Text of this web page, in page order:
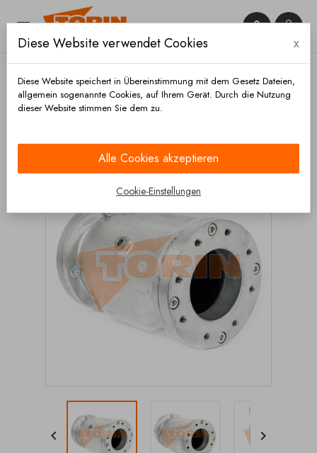
 

 
Diese Website verwendet Cookies x
Diese Website speichert in Übereinstimmung mit dem Gesetz Dateien,
allgemein sogenannte Cookies, auf Ihrem Gerät. Durch die Nutzung
dieser Website stimmen Sie dem zu.
Alle Cookies akzeptieren
Cookie-Einstellungen